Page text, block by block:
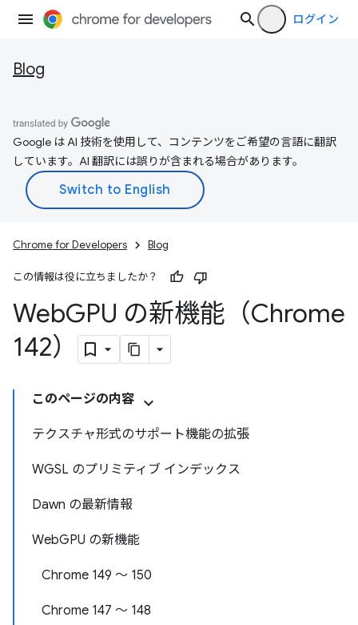
ログイン
Blog
Google は AI 技術を使用して、コンテンツをご希望の言語に翻訳
しています。AI 翻訳には誤りが含まれる場合があります。
Chrome for Developers Blog
この情報は役に立ちましたか？
WebGPU の新機能（Chrome
142）
このページの内容
テクスチャ形式のサポート機能の拡張
WGSL のプリミティブ インデックス
Dawn の最新情報
WebGPU の新機能
Chrome 149 ～ 150
Chrome 147 ～ 148